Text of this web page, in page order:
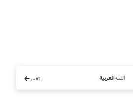
اللغةالعربية تغيير